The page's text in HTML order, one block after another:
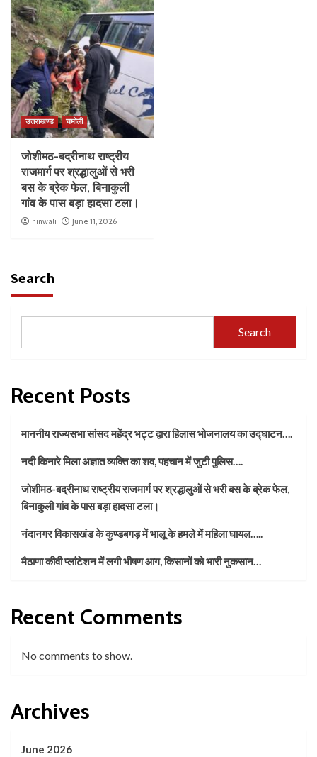
उत्तराखण्ड चमोली
जोशीमठ-बद्रीनाथ राष्ट्रीय
राजमार्ग पर श्रद्धालुओं से भरी
बस के ब्रेक फेल, बिनाकुली
गांव के पास बड़ा हादसा टला।
hinwali June 11, 2026
Search
Search
Recent Posts
माननीय राज्यसभा सांसद महेंद्र भट्ट द्वारा हिलास भोजनालय का उद्घाटन….
नदी किनारे मिला अज्ञात व्यक्ति का शव, पहचान में जुटी पुलिस….
जोशीमठ-बद्रीनाथ राष्ट्रीय राजमार्ग पर श्रद्धालुओं से भरी बस के ब्रेक फेल,
बिनाकुली गांव के पास बड़ा हादसा टला।
नंदानगर विकासखंड के कुण्डबगड़ में भालू के हमले में महिला घायल…..
मैठाणा कीवी प्लांटेशन में लगी भीषण आग, किसानों को भारी नुकसान…
Recent Comments
No comments to show.
Archives
June 2026